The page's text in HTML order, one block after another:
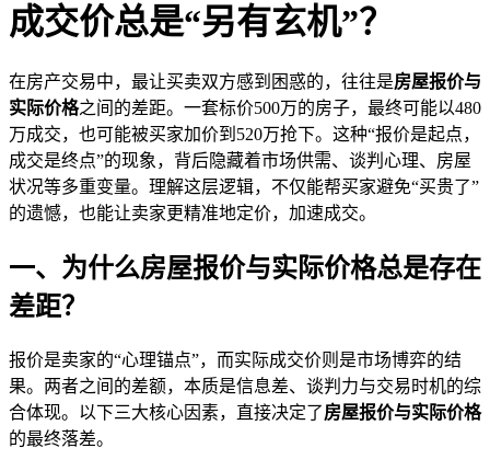
成交价总是“另有玄机”？
在房产交易中，最让买卖双方感到困惑的，往往是房屋报价与
实际价格之间的差距。一套标价500万的房子，最终可能以480
万成交，也可能被买家加价到520万抢下。这种“报价是起点，
成交是终点”的现象，背后隐藏着市场供需、谈判心理、房屋
状况等多重变量。理解这层逻辑，不仅能帮买家避免“买贵了”
的遗憾，也能让卖家更精准地定价，加速成交。
一、为什么房屋报价与实际价格总是存在
差距？
报价是卖家的“心理锚点”，而实际成交价则是市场博弈的结
果。两者之间的差额，本质是信息差、谈判力与交易时机的综
合体现。以下三大核心因素，直接决定了房屋报价与实际价格
的最终落差。